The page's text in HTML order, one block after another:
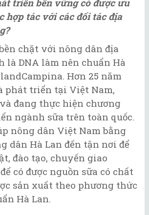
triển bền vững có được ưu
hợp tác với các đối tác địa
chặt với nông dân địa
là DNA làm nên chuẩn Hà
Hơn 25 năm
phát triển tại Việt Nam,
đang thực hiện chương
ngành sữa trên toàn quốc.
nông dân Việt Nam bằng
dân Hà Lan đến tận nơi để
đào tạo, chuyến giao
có được nguồn sữa có chất
sản xuất theo phương thức
Hà Lan.